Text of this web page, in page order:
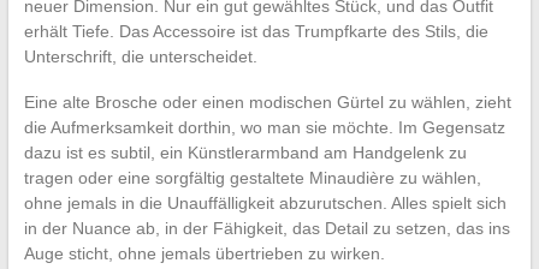
neuer Dimension. Nur ein gut gewähltes Stück, und das Outfit
erhält Tiefe. Das Accessoire ist das Trumpfkarte des Stils, die
Unterschrift, die unterscheidet.
Eine alte Brosche oder einen modischen Gürtel zu wählen, zieht
die Aufmerksamkeit dorthin, wo man sie möchte. Im Gegensatz
dazu ist es subtil, ein Künstlerarmband am Handgelenk zu
tragen oder eine sorgfältig gestaltete Minaudière zu wählen,
ohne jemals in die Unauffälligkeit abzurutschen. Alles spielt sich
in der Nuance ab, in der Fähigkeit, das Detail zu setzen, das ins
Auge sticht, ohne jemals übertrieben zu wirken.